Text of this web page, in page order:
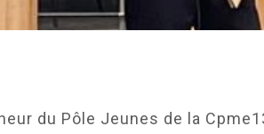
du Pôle Jeunes de la